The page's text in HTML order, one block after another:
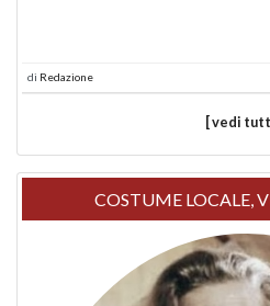
di Redazione
[ vedi
COSTUME LOCALE,